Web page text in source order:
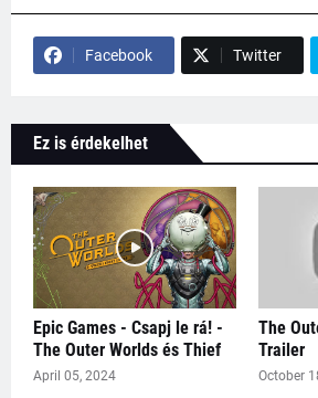
Facebook Twitter
Ez is érdekelhet
Epic Games - Csapj le rá! -
The Outer Worlds és Thief
April 05, 2024
The
Trailer
October